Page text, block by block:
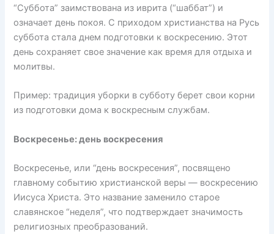
“Суббота” заимствована из иврита (“шаббат”) и
означает день покоя. С приходом христианства на Русь
суббота стала днем подготовки к воскресению. Этот
день сохраняет свое значение как время для отдыха и
молитвы.
Пример: традиция уборки в субботу берет свои корни
из подготовки дома к воскресным службам.
Воскресенье: день воскресения
Воскресенье, или “день воскресения”, посвящено
главному событию христианской веры — воскресению
Иисуса Христа. Это название заменило старое
славянское “неделя”, что подтверждает значимость
религиозных преобразований.